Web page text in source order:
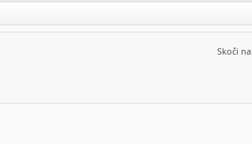
Skoči na